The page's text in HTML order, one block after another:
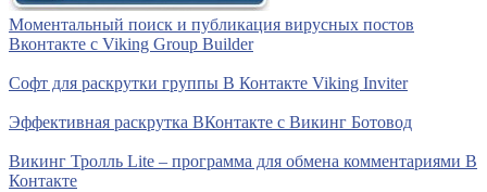
Моментальный поиск и публикация вирусных постов
Вконтакте с Viking Group Builder
Софт для раскрутки группы В Контакте Viking Inviter
Эффективная раскрутка ВКонтакте с Викинг Ботовод
Викинг Тролль Lite – программа для обмена комментариями В
Контакте